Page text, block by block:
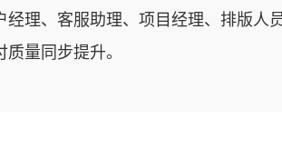
理、客服助理、项目经理、排版
量同步提升。